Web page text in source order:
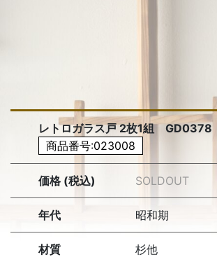
レトロガラス戸 2枚1組 GD0378
商品番号:023008
価格 (税込) SOLDOUT
年代 昭和期
材質 杉他